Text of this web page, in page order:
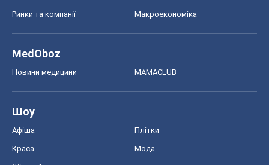
Ринки та компанії Макроекономіка
MedOboz
Новини медицини MAMACLUB
Шоу
Афіша Плітки
Краса Мода